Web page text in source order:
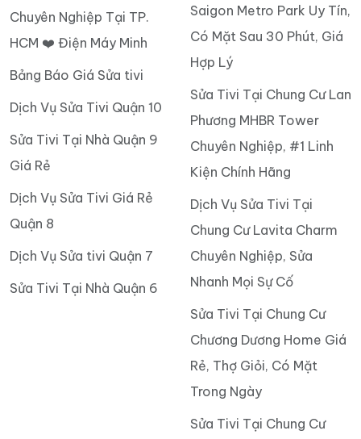
Chuyên Nghiệp Tại TP.
HCM ❤️ Điện Máy Minh
Bảng Báo Giá Sửa tivi
Dịch Vụ Sửa Tivi Quận 10
Sửa Tivi Tại Nhà Quận 9
Giá Rẻ
Dịch Vụ Sửa Tivi Giá Rẻ
Quận 8
Dịch Vụ Sửa tivi Quận 7
Sửa Tivi Tại Nhà Quận 6
Saigon Metro Park Uy Tín,
Có Mặt Sau 30 Phút, Giá
Hợp Lý
Sửa Tivi Tại Chung Cư Lan
Phương MHBR Tower
Chuyên Nghiệp, #1 Linh
Kiện Chính Hãng
Dịch Vụ Sửa Tivi Tại
Chung Cư Lavita Charm
Chuyên Nghiệp, Sửa
Nhanh Mọi Sự Cố
Sửa Tivi Tại Chung Cư
Chương Dương Home Giá
Rẻ, Thợ Giỏi, Có Mặt
Trong Ngày
Sửa Tivi Tại Chung Cư